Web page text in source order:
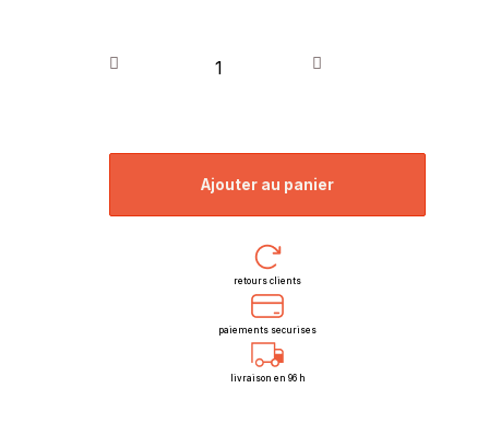
ajouter au panier
retours clients
paiements securises
livraison en 96 h